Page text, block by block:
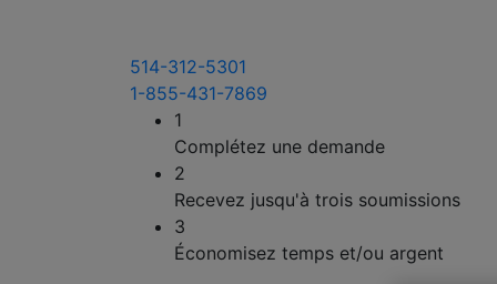
514-312-5301
1-855-431-7869
1
Complétez une demande
2
Recevez jusqu'à trois soumissions
3
Économisez temps et/ou argent